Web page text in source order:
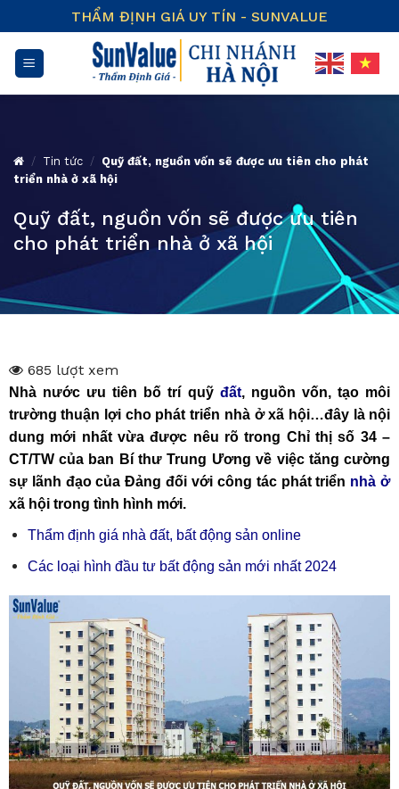
to
content
THẨM ĐỊNH GIÁ UY TÍN - SUNVALUE
/ Tin tức /
Quỹ đất, nguồn vốn sẽ được ưu tiên cho phát
triển nhà ở xã hội
Quỹ đất, nguồn vốn sẽ được ưu tiên
cho phát triển nhà ở xã hội
685 lượt xem
Nhà nước ưu tiên bố trí quỹ đất, nguồn vốn, tạo môi
trường thuận lợi cho phát triển nhà ở xã hội…đây là nội
dung mới nhất vừa được nêu rõ trong Chỉ thị số 34 –
CT/TW của ban Bí thư Trung Ương về việc tăng cường
sự lãnh đạo của Đảng đối với công tác phát triển nhà ở
xã hội trong tình hình mới.
Thẩm định giá nhà đất, bất động sản online
Các loại hình đầu tư bất động sản mới nhất 2024